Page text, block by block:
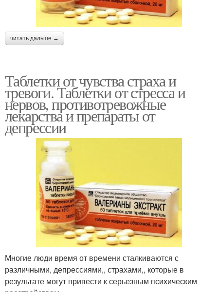
читать дальше →
Таблетки от чувства страха и
тревоги. Таблетки от стресса и
нервов, противотревожные
лекарства и препараты от
депрессии
Многие люди время от времени сталкиваются с
различными, депрессиями,, страхами,, которые в
результате могут привести к серьезным психическим